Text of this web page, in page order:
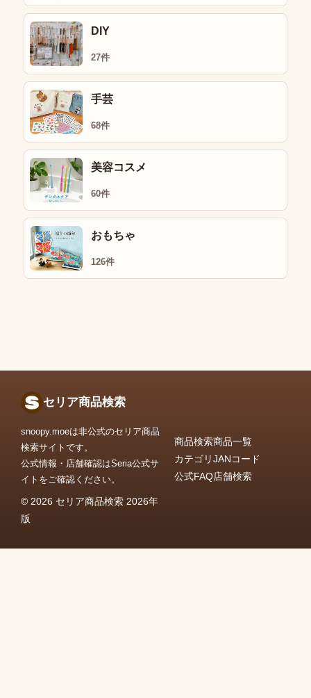
DIY
27件
手芸
68件
美容コスメ
60件
おもちゃ
126件
セリア商品検索
snoopy.moeは非公式のセリア商品
検索サイトです。
公式情報・店舗確認はSeria公式サ
イトをご確認ください。
© 2026 セリア商品検索 2026年
版
商品検索商品一覧
カテゴリJANコード
公式FAQ店舗検索